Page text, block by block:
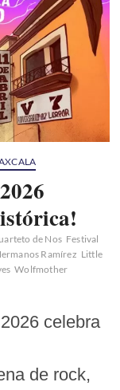
de Nos Festival
Ramírez Little
Wolfmother
celebra
de rock,